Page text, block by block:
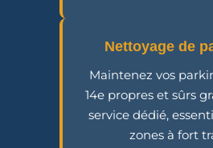
Nettoyage de
Maintenez vos
14e propres et sûrs
service dédié,
zones à fort